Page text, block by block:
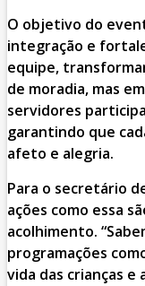
O objetivo do
integração e
equipe,
de moradia, mas
servidores
garantindo que
afeto e alegria.
Para o secretário
ações como essa
acolhimento.
programações
vida das crianças